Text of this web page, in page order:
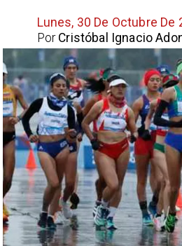
Lunes, 30 De Octubre De
Cristóbal Ignacio
Por